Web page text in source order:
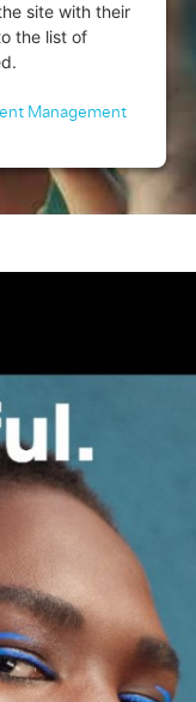
site with their
the list of
Management